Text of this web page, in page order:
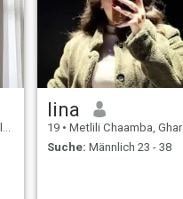
lina
19 • Metlili Chaamba, Ghardaïa, Algerien
Suche: Männlich 23 - 38